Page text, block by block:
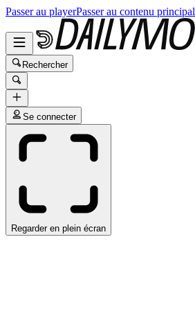
Passer au playerPasser au contenu principal
Rechercher
Se connecter
Regarder en plein écran